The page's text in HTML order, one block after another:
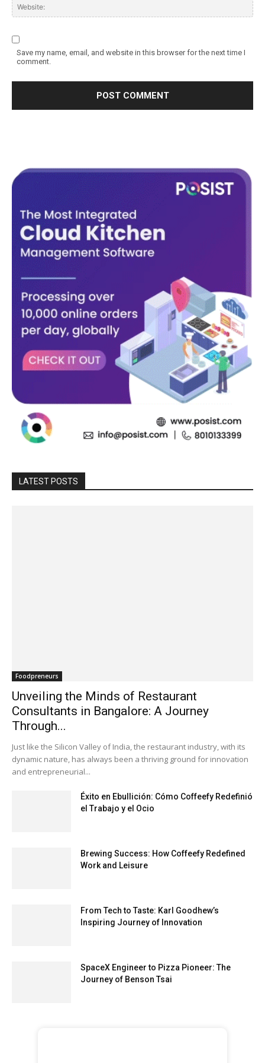
Save my name, email, and website in this browser for the next time I
comment.
LATEST POSTS
Foodpreneurs
Unveiling the Minds of Restaurant
Consultants in Bangalore: A Journey
Through...
Just like the Silicon Valley of India, the restaurant industry, with its
dynamic nature, has always been a thriving ground for innovation
and entrepreneurial...
Éxito en Ebullición: Cómo Coffeefy Redefinió
el Trabajo y el Ocio
Brewing Success: How Coffeefy Redefined
Work and Leisure
From Tech to Taste: Karl Goodhew’s
Inspiring Journey of Innovation
SpaceX Engineer to Pizza Pioneer: The
Journey of Benson Tsai